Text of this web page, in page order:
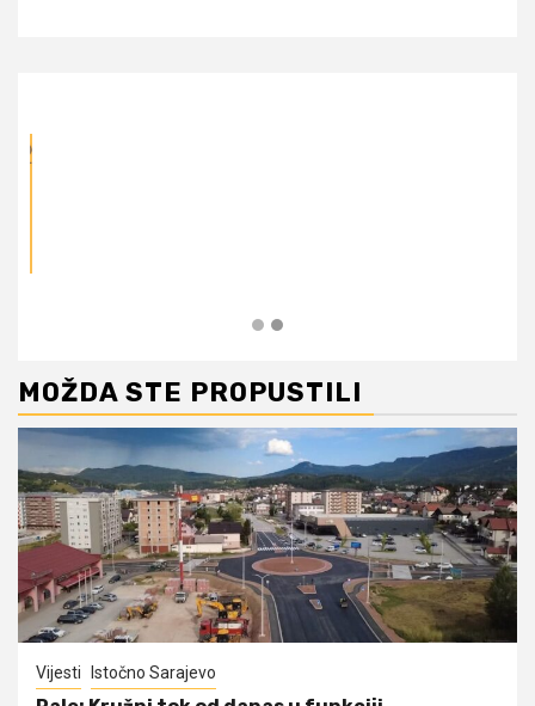
MOŽDA STE PROPUSTILI
Vijesti Istočno Sarajevo